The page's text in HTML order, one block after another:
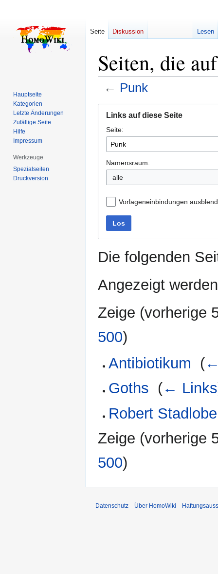
Seiten, die
← Punk
Navigation
springen
Suche
springen
Links auf diese Seite
Seite:
Namensraum:
alle
Vorlageneinbindungen
Los
Die folgenden
Angezeigt
Zeige (vorherige
500)
Antibiotikum
(
Goths (← Links
Robert
Zeige (vorherige
500)
Seite Diskussion Lesen
Hauptseite
Kategorien
Letzte Änderungen
Zufällige Seite
Hilfe
Impressum
Werkzeuge
Spezialseiten
Druckversion
Datenschutz Über HomoWiki